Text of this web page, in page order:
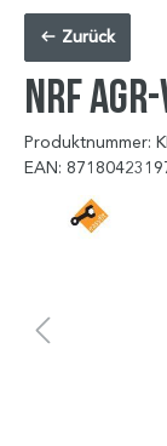
Zurück
NRF
Produktnummer:
EAN: